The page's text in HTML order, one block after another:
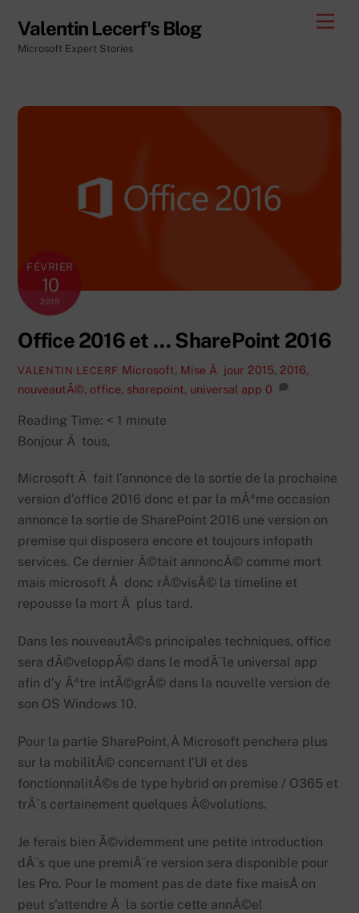
content
Valentin Lecerf's Blog
Microsoft Expert Stories
FÉVRIER
10
2015
Office 2016 et … SharePoint 2016
VALENTIN LECERF Microsoft, Mise Ã jour 2015, 2016,
nouveautÃ©, office, sharepoint, universal app 0
Reading Time: < 1 minute
Bonjour Ã tous,
Microsoft Ã fait l’annonce de la sortie de la prochaine
version d’office 2016 donc et par la mÃªme occasion
annonce la sortie de SharePoint 2016 une version on
premise qui disposera encore et toujours infopath
services. Ce dernier Ã©tait annoncÃ© comme mort
mais microsoft Ã donc rÃ©visÃ© la timeline et
repousse la mort Ã plus tard.
Dans les nouveautÃ©s principales techniques, office
sera dÃ©veloppÃ© dans le modÃ¨le universal app
afin d’y Ãªtre intÃ©grÃ© dans la nouvelle version de
son OS Windows 10.
Pour la partie SharePoint,Â Microsoft penchera plus
sur la mobilitÃ© concernant l’UI et des
fonctionnalitÃ©s de type hybrid on premise / O365 et
trÃ¨s certainement quelques Ã©volutions.
Je ferais bien Ã©videmment une petite introduction
dÃ¨s que une premiÃ¨re version sera disponible pour
les Pro. Pour le moment pas de date fixe maisÂ on
peut s’attendre Ã la sortie cette annÃ©e!